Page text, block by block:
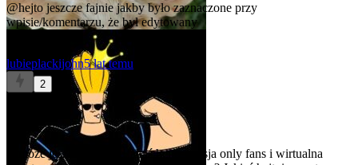
@hejto jeszcze fajnie jakby było zaznaczone przy
wpisie/komentarzu, że był edytowany
lubieplackijohn5 lat temu
2
A może jeszcze jeszcze jakaś hejto wersja only fans i wirtualna